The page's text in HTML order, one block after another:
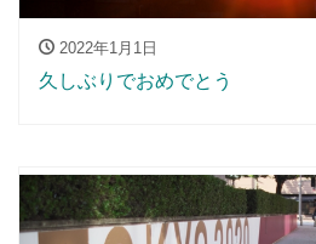
2022年1月1日
久しぶりでおめでとう